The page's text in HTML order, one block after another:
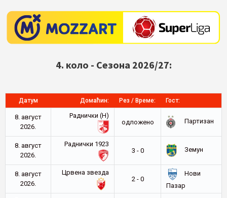
4. коло - Сезона 2026/27:
Датум Домаћин: Рез / Време: Гост:
8. август
2026.
Раднички (Н)
oдложено
Партизан
8. август
2026.
Раднички 1923
3 - 0
Земун
8. август
2026.
Црвена звезда
2 - 0
Нови
Пазар